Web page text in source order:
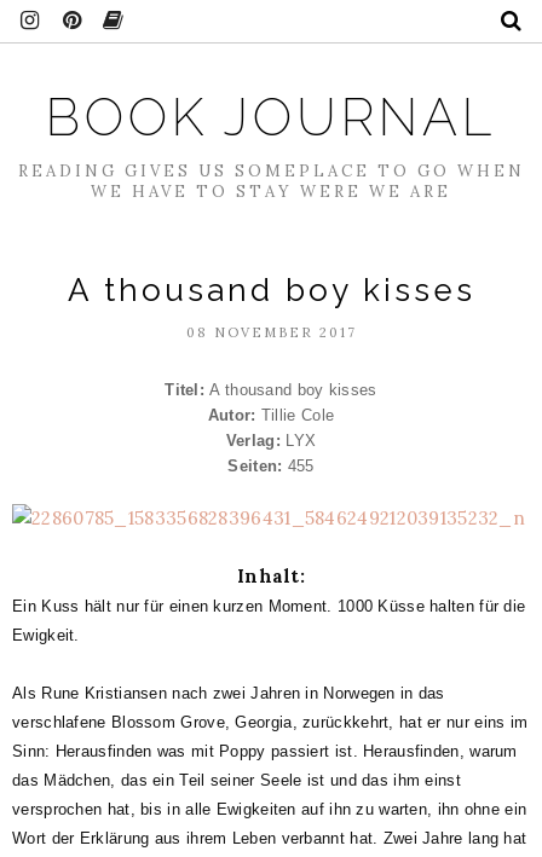
BOOK JOURNAL
READING GIVES US SOMEPLACE TO GO WHEN
WE HAVE TO STAY WERE WE ARE
A thousand boy kisses
08 NOVEMBER 2017
Titel:A thousand boy kisses
Autor: Tillie Cole
Verlag: LYX
Seiten: 455
Inhalt:
Ein Kuss hält nur für einen kurzen Moment. 1000 Küsse halten für die
Ewigkeit.
Als Rune Kristiansen nach zwei Jahren in Norwegen in das
verschlafene Blossom Grove, Georgia, zurückkehrt, hat er nur eins im
Sinn: Herausfinden was mit Poppy passiert ist. Herausfinden, warum
das Mädchen, das ein Teil seiner Seele ist und das ihm einst
versprochen hat, bis in alle Ewigkeiten auf ihn zu warten, ihn ohne ein
Wort der Erklärung aus ihrem Leben verbannt hat. Zwei Jahre lang hat